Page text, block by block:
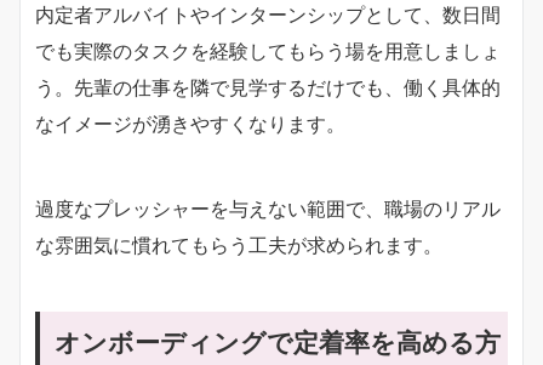
内定者アルバイトやインターンシップとして、数日間
でも実際のタスクを経験してもらう場を用意しましょ
う。先輩の仕事を隣で見学するだけでも、働く具体的
なイメージが湧きやすくなります。
過度なプレッシャーを与えない範囲で、職場のリアル
な雰囲気に慣れてもらう工夫が求められます。
オンボーディングで定着率を高める方